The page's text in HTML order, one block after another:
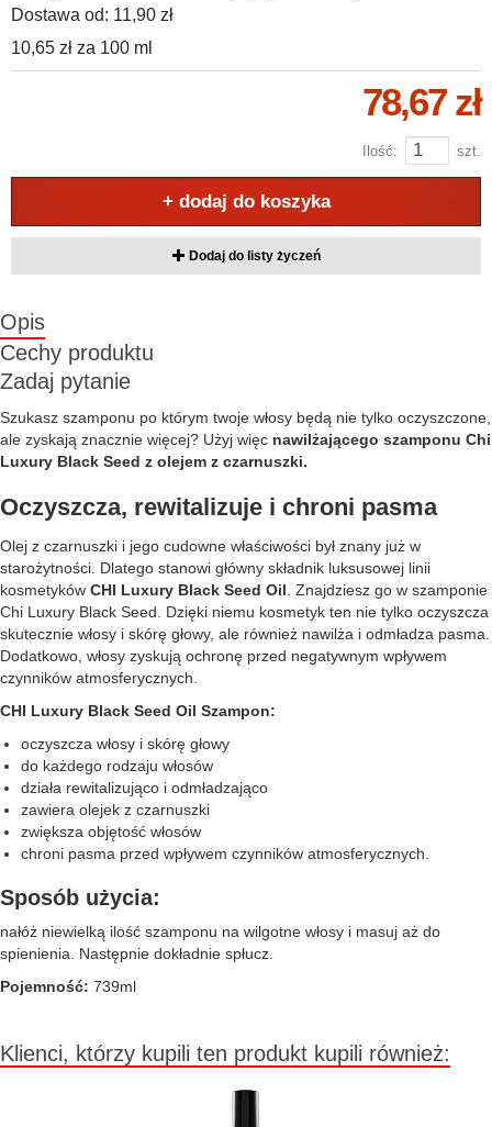
Dostawa od: 11,90 zł
10,65 zł za 100 ml
78,67 zł
Ilość: szt.
+ dodaj do koszyka
Dodaj do listy życzeń
Opis
Cechy produktu
Zadaj pytanie
Szukasz szamponu po którym twoje włosy będą nie tylko oczyszczone,
ale zyskają znacznie więcej? Użyj więc nawilżającego szamponu Chi
Luxury Black Seed z olejem z czarnuszki.
Oczyszcza, rewitalizuje i chroni pasma
Olej z czarnuszki i jego cudowne właściwości był znany już w
starożytności. Dlatego stanowi główny składnik luksusowej linii
kosmetyków CHI Luxury Black Seed Oil . Znajdziesz go w szamponie
Chi Luxury Black Seed. Dzięki niemu kosmetyk ten nie tylko oczyszcza
skutecznie włosy i skórę głowy, ale również nawilża i odmładza pasma.
Dodatkowo, włosy zyskują ochronę przed negatywnym wpływem
czynników atmosferycznych.
CHI Luxury Black Seed Oil Szampon:
oczyszcza włosy i skórę głowy
do każdego rodzaju włosów
działa rewitalizująco i odmładzająco
zawiera olejek z czarnuszki
zwiększa objętość włosów
chroni pasma przed wpływem czynników atmosferycznych.
Sposób użycia:
nałóż niewielką ilość szamponu na wilgotne włosy i masuj aż do
spienienia. Następnie dokładnie spłucz.
Pojemność: 739ml
Klienci, którzy kupili ten produkt kupili również: